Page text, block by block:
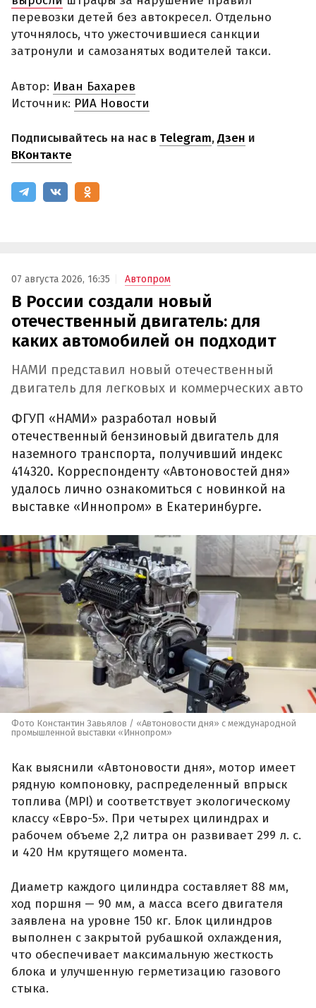
перевозки детей без автокресел. Отдельно
уточнялось, что ужесточившиеся санкции
затронули и самозанятых водителей такси.
Автор: Иван Бахарев
Источник: РИА Новости
Подписывайтесь на нас в Telegram,Дзен и
ВКонтакте
07 августа 2026, 16:35 Автопром
В России создали новый
отечественный двигатель: для
каких автомобилей он подходит
НАМИ представил новый отечественный
двигатель для легковых и коммерческих авто
ФГУП «НАМИ» разработал новый
отечественный бензиновый двигатель для
наземного транспорта, получивший индекс
414320. Корреспонденту «Автоновостей дня»
удалось лично ознакомиться с новинкой на
выставке «Иннопром» в Екатеринбурге.
Фото Константин Завьялов / «Автоновости дня» с международной
промышленной выставки «Иннопром»
Как выяснили «Автоновости дня», мотор имеет
рядную компоновку, распределенный впрыск
топлива (MPI) и соответствует экологическому
классу «Евро-5». При четырех цилиндрах и
рабочем объеме 2,2 литра он развивает 299 л. с.
и 420 Нм крутящего момента.
Диаметр каждого цилиндра составляет 88 мм,
ход поршня — 90 мм, а масса всего двигателя
заявлена на уровне 150 кг. Блок цилиндров
выполнен с закрытой рубашкой охлаждения,
что обеспечивает максимальную жесткость
блока и улучшенную герметизацию газового
стыка.